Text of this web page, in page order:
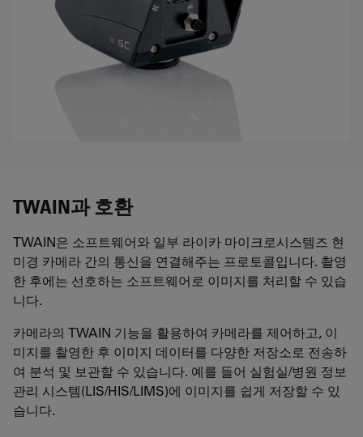
TWAIN과 호환
TWAIN은 소프트웨어와 일부 라이카 마이크로시스템즈 현
미경 카메라 간의 통신을 연결해주는 프로토콜입니다. 촬영
한 후에는 선호하는 소프트웨어로 이미지를 처리할 수 있습
니다.
카메라의 TWAIN 기능을 활용하여 카메라를 제어하고, 이
미지를 촬영한 후 이미지 데이터를 다양한 저장소로 전송하
여 분석 및 보관할 수 있습니다. 예를 들어 실험실/병원 정보
관리 시스템(LIS/HIS/LIMS)에 이미지를 쉽게 저장할 수 있
습니다.